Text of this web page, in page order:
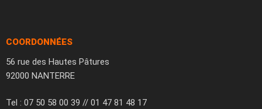
COORDONNÉES
56 rue des Hautes Pâtures
92000 NANTERRE
Tel : 07 50 58 00 39 // 01 47 81 48 17